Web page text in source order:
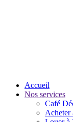
Accueil
Nos services
Café
Acheter